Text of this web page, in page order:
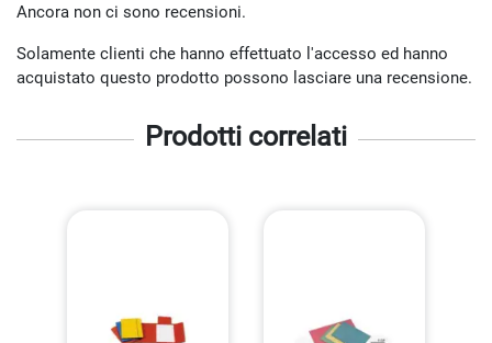
Ancora non ci sono recensioni.
Solamente clienti che hanno effettuato l'accesso ed hanno
acquistato questo prodotto possono lasciare una recensione.
Prodotti correlati